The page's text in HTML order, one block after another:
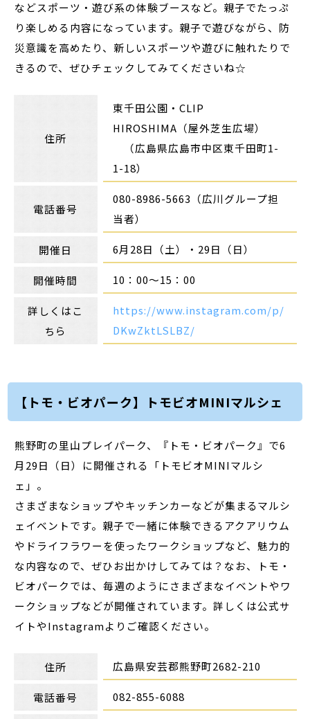
などスポーツ・遊び系の体験ブースなど。親子でたっぷ
り楽しめる内容になっています。親子で遊びながら、防
災意識を高めたり、新しいスポーツや遊びに触れたりで
きるので、ぜひチェックしてみてくださいね☆
住所
東千田公園・CLIP
HIROSHIMA（屋外芝生広場）
（広島県広島市中区東千田町1-
1-18）
電話番号
080-8986-5663（広川グループ担
当者）
開催日 6月28日（土）・29日（日）
開催時間 10：00～15：00
詳しくはこ
ちら
https://www.instagram.com/p/
DKwZktLSLBZ/
【トモ・ビオパーク】トモビオMINIマルシェ
熊野町の里山プレイパーク、『トモ・ビオパーク』で6
月29日（日）に開催される「トモビオMINIマルシ
ェ」。
さまざまなショップやキッチンカーなどが集まるマルシ
ェイベントです。親子で一緒に体験できるアクアリウム
やドライフラワーを使ったワークショップなど、魅力的
な内容なので、ぜひお出かけしてみては？なお、トモ・
ビオパークでは、毎週のようにさまざまなイベントやワ
ークショップなどが開催されています。詳しくは公式サ
イトやInstagramよりご確認ください。
住所 広島県安芸郡熊野町2682-210
電話番号 082-855-6088